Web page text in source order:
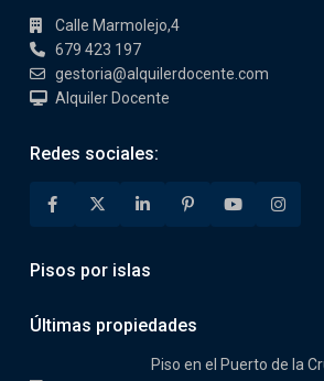
Calle Marmolejo,4
679 423 197
gestoria@alquilerdocente.com
Alquiler Docente
Redes sociales:
Pisos por islas
Últimas propiedades
Piso en el Puerto de la